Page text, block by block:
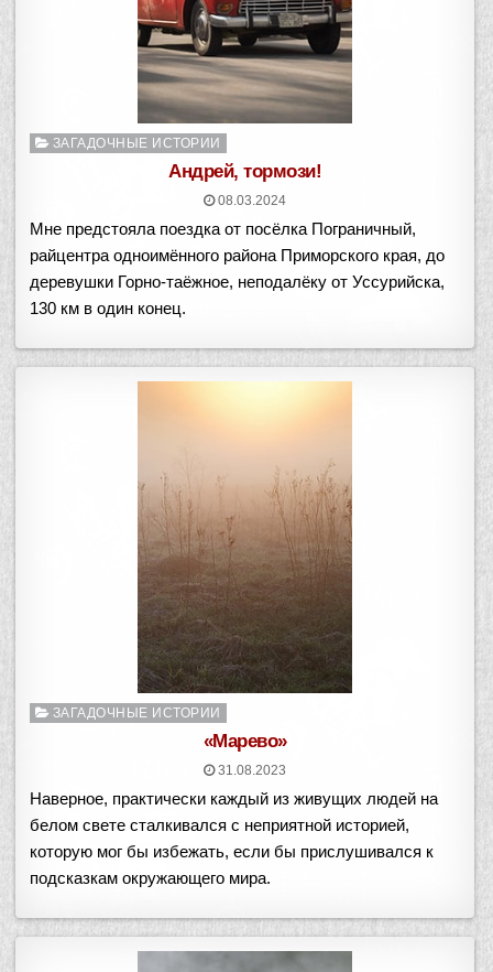
Опубликовано
ЗАГАДОЧНЫЕ ИСТОРИИ
Андрей, тормози!
08.03.2024
Мне предстояла поездка от посёлка Пограничный,
райцентра одноимённого района Приморского края, до
деревушки Горно-таёжное, неподалёку от Уссурийска,
130 км в один конец.
Опубликовано
ЗАГАДОЧНЫЕ ИСТОРИИ
«Марево»
31.08.2023
Наверное, практически каждый из живущих людей на
белом свете сталкивался с неприятной историей,
которую мог бы избежать, если бы прислушивался к
подсказкам окружающего мира.